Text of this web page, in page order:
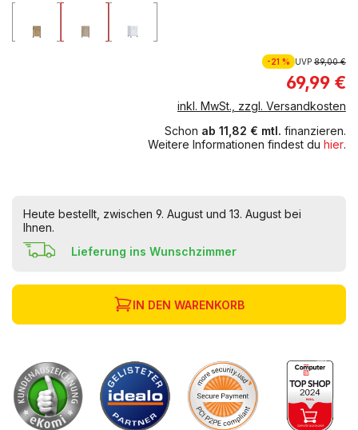
-21 % UVP89,00 €
69,99 €
inkl. MwSt., zzgl. Versandkosten
Schon ab 11,82 € mtl. finanzieren.
Weitere Informationen findest du hier.
Heute bestellt, zwischen 9. August und 13. August bei
Ihnen.
Lieferung ins Wunschzimmer
IN DEN WARENKORB